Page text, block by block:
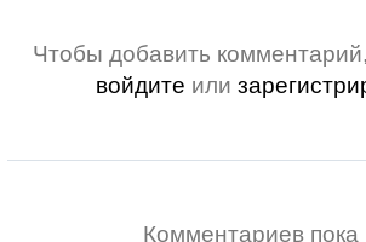
Чтобы добавить
войдите или
Комментариев пока